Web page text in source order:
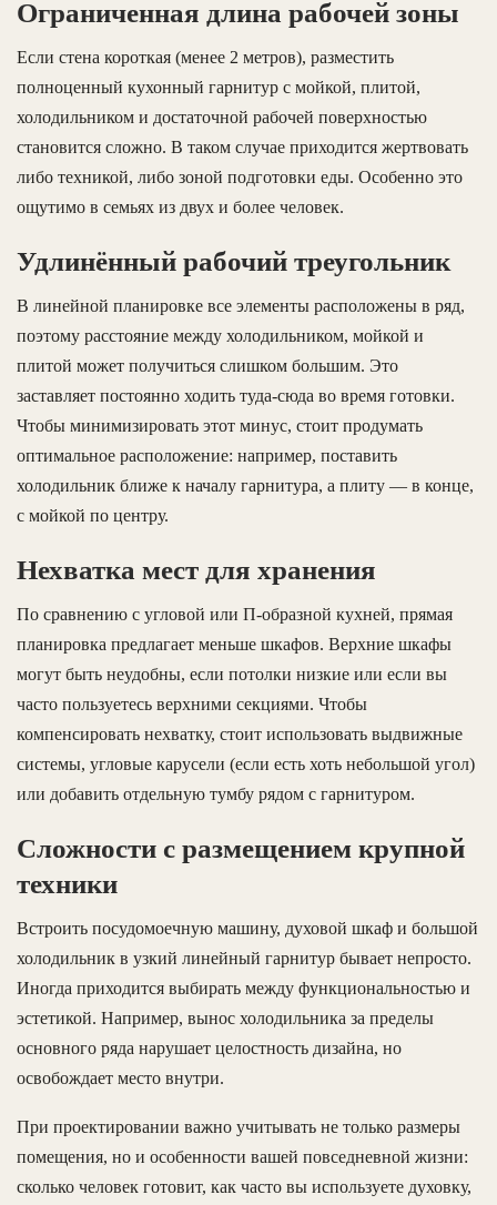
Ограниченная длина рабочей зоны
Если стена короткая (менее 2 метров), разместить
полноценный кухонный гарнитур с мойкой, плитой,
холодильником и достаточной рабочей поверхностью
становится сложно. В таком случае приходится жертвовать
либо техникой, либо зоной подготовки еды. Особенно это
ощутимо в семьях из двух и более человек.
Удлинённый рабочий треугольник
В линейной планировке все элементы расположены в ряд,
поэтому расстояние между холодильником, мойкой и
плитой может получиться слишком большим. Это
заставляет постоянно ходить туда-сюда во время готовки.
Чтобы минимизировать этот минус, стоит продумать
оптимальное расположение: например, поставить
холодильник ближе к началу гарнитура, а плиту — в конце,
с мойкой по центру.
Нехватка мест для хранения
По сравнению с угловой или П-образной кухней, прямая
планировка предлагает меньше шкафов. Верхние шкафы
могут быть неудобны, если потолки низкие или если вы
часто пользуетесь верхними секциями. Чтобы
компенсировать нехватку, стоит использовать выдвижные
системы, угловые карусели (если есть хоть небольшой угол)
или добавить отдельную тумбу рядом с гарнитуром.
Сложности с размещением крупной
техники
Встроить посудомоечную машину, духовой шкаф и большой
холодильник в узкий линейный гарнитур бывает непросто.
Иногда приходится выбирать между функциональностью и
эстетикой. Например, вынос холодильника за пределы
основного ряда нарушает целостность дизайна, но
освобождает место внутри.
При проектировании важно учитывать не только размеры
помещения, но и особенности вашей повседневной жизни:
сколько человек готовит, как часто вы используете духовку,